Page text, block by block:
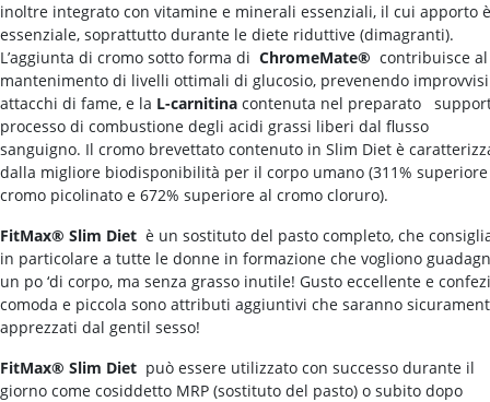
inoltre integrato con vitamine e minerali essenziali, il cui apporto è
essenziale, soprattutto durante le diete riduttive (dimagranti).
L’aggiunta di cromo sotto forma di ChromeMate® contribuisce al
mantenimento di livelli ottimali di glucosio, prevenendo improvvisi
attacchi di fame, e la L-carnitina contenuta nel preparato
processo di combustione degli acidi grassi liberi dal flusso
sanguigno. Il cromo brevettato contenuto in Slim Diet è
dalla migliore biodisponibilità per il corpo umano (311%
cromo picolinato e 672% superiore al cromo cloruro).
FitMax® Slim Diet è un sostituto del pasto completo, che
in particolare a tutte le donne in formazione che vogliono
un po ‘di corpo, ma senza grasso inutile! Gusto eccellente e
comoda e piccola sono attributi aggiuntivi che saranno
apprezzati dal gentil sesso!
FitMax® Slim Diet può essere utilizzato con successo durante il
giorno come cosiddetto MRP (sostituto del pasto) o subito dopo